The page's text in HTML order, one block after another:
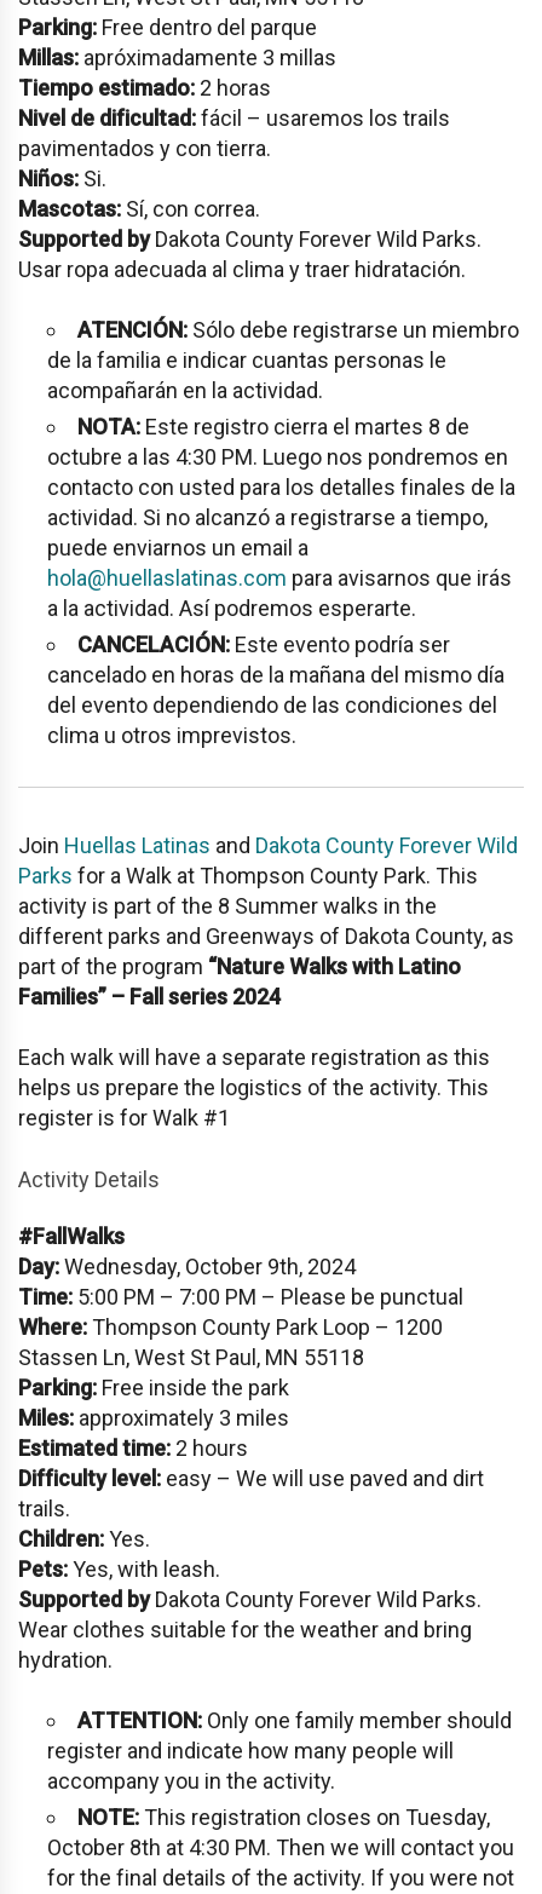
Parking: Free dentro del parque
Millas: apróximadamente 3 millas
Tiempo estimado: 2 horas
Nivel de dificultad:fácil – usaremos los trails
pavimentados y con tierra.
Niños: Si.
Mascotas: Sí, con correa.
Supported byDakota County Forever Wild Parks.
Usar ropa adecuada al clima y traer hidratación.
ATENCIÓN: Sólo debe registrarse un miembro
de la familia e indicar cuantas personas le
acompañarán en la actividad.
NOTA: Este registro cierra el martes 8 de
octubre a las 4:30 PM. Luego nos pondremos en
contacto con usted para los detalles finales de la
actividad. Si no alcanzó a registrarse a tiempo,
puede enviarnos un email a
hola@huellaslatinas.com para avisarnos que irás
a la actividad. Así podremos esperarte.
CANCELACIÓN: Este evento podría ser
cancelado en horas de la mañana del mismo día
del evento dependiendo de las condiciones del
clima u otros imprevistos.
Join Huellas Latinas and Dakota County Forever Wild
Parks for a Walk at Thompson County Park. This
activity is part of the 8 Summer walks in the
different parks and Greenways of Dakota County, as
part of the program “Nature Walks with Latino
Families” – Fall series 2024
Each walk will have a separate registration as this
helps us prepare the logistics of the activity. This
register is for Walk #1
Activity Details
#FallWalks
Day:Wednesday, October 9th, 2024
Time: 5:00 PM – 7:00 PM – Please be punctual
Where:Thompson County Park Loop – 1200
Stassen Ln, West St Paul, MN 55118
Parking: Free inside the park
Miles: approximately 3 miles
Estimated time: 2 hours
Difficulty level: easy – We will use paved and dirt
trails.
Children:Yes.
Pets:Yes, with leash.
Supported byDakota County Forever Wild Parks.
Wear clothes suitable for the weather and bring
hydration.
ATTENTION: Only one family member should
register and indicate how many people will
accompany you in the activity.
NOTE:This registration closes on Tuesday,
October 8th at 4:30 PM. Then we will contact you
for the final details of the activity. If you were not